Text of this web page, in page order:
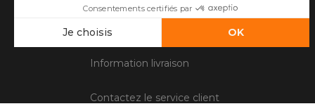
Questions fréquentes
Information livraison
Contactez le service client